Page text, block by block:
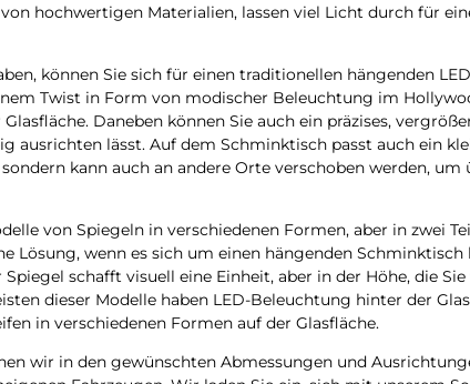
hochwertigen Materialien, lassen viel Licht durch für
können Sie sich für einen traditionellen hängenden
Twist in Form von modischer Beleuchtung im
Daneben können Sie auch ein präzises,
ausrichten lässt. Auf dem Schminktisch passt auch ein
kann auch an andere Orte verschoben werden, um
von Spiegeln in verschiedenen Formen, aber in zwei
Lösung, wenn es sich um einen hängenden Schminktisch
schafft visuell eine Einheit, aber in der Höhe, die Sie
dieser Modelle haben LED-Beleuchtung hinter der
in verschiedenen Formen auf der Glasfläche.
wir in den gewünschten Abmessungen und